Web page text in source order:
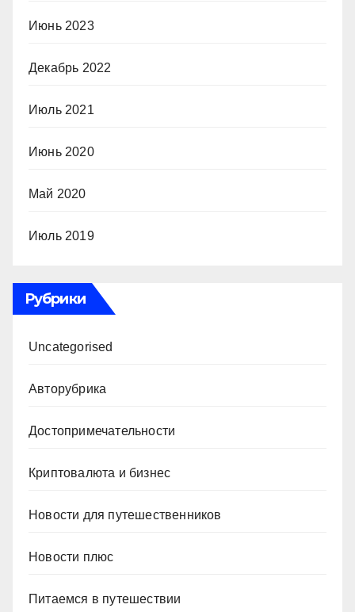
Июнь 2023
Декабрь 2022
Июль 2021
Июнь 2020
Май 2020
Июль 2019
Рубрики
Uncategorised
Авторубрика
Достопримечательности
Криптовалюта и бизнес
Новости для путешественников
Новости плюс
Питаемся в путешествии